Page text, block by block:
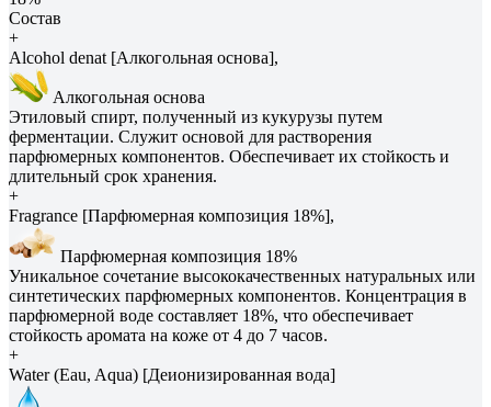
Состав
+
Alcohol denat [Алкогольная основа],
Алкогольная основа
Этиловый спирт, полученный из кукурузы путем
ферментации. Служит основой для растворения
парфюмерных компонентов. Обеспечивает их стойкость и
длительный срок хранения.
+
Fragrance [Парфюмерная композиция 18%],
Парфюмерная композиция 18%
Уникальное сочетание высококачественных натуральных или
синтетических парфюмерных компонентов. Концентрация в
парфюмерной воде составляет 18%, что обеспечивает
стойкость аромата на коже от 4 до 7 часов.
+
Water (Eau, Aqua) [Деионизированная вода]